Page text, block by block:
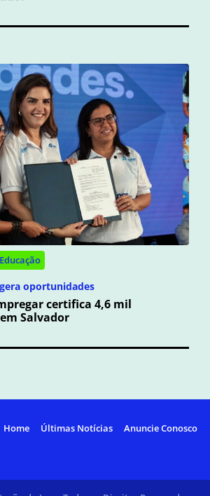
Educação
oportunidades
certifica 4,6 mil
Salvador
Home Últimas Notícias Anuncie Conosco